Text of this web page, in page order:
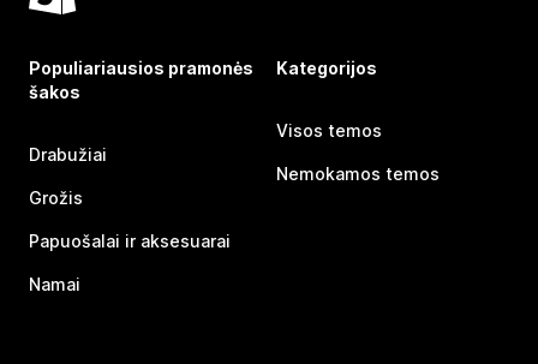
Populiariausios pramonės
šakos
Drabužiai
Grožis
Papuošalai ir aksesuarai
Namai
Kategorijos
Visos temos
Nemokamos temos